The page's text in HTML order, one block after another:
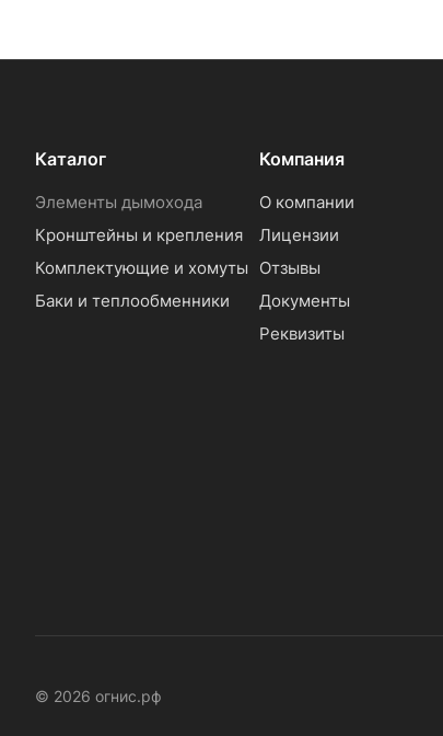
Каталог
Элементы дымохода
Кронштейны и крепления
Комплектующие и хомуты
Баки и теплообменники
Компания
О компании
Лицензии
Отзывы
Документы
Реквизиты
© 2026 огнис.рф